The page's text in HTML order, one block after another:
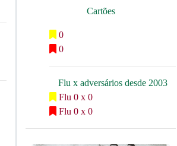
Cartões
0
0
Flu x adversários desde 2003
Flu 0 x 0
Flu 0 x 0